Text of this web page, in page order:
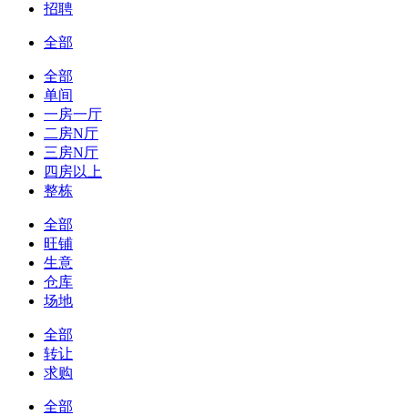
招聘
全部
全部
单间
一房一厅
二房N厅
三房N厅
四房以上
整栋
全部
旺铺
生意
仓库
场地
全部
转让
求购
全部